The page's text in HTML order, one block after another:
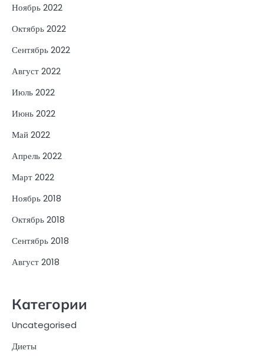
Ноябрь 2022
Октябрь 2022
Сентябрь 2022
Август 2022
Июль 2022
Июнь 2022
Май 2022
Апрель 2022
Март 2022
Ноябрь 2018
Октябрь 2018
Сентябрь 2018
Август 2018
Категории
Uncategorised
Диеты